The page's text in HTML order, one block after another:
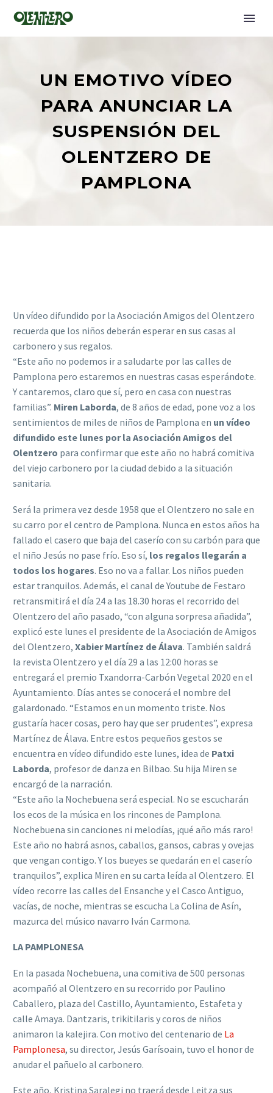
UN EMOTIVO VÍDEO
PARA ANUNCIAR LA
SUSPENSIÓN DEL
OLENTZERO DE
PAMPLONA
Un vídeo difundido por la Asociación Amigos del Olentzero
recuerda que los niños deberán esperar en sus casas al
carbonero y sus regalos.
“Este año no podemos ir a saludarte por las calles de
Pamplona pero estaremos en nuestras casas esperándote.
Y cantaremos, claro que sí, pero en casa con nuestras
familias”. Miren Laborda, de 8 años de edad, pone voz a los
sentimientos de miles de niños de Pamplona en un vídeo
difundido este lunes por la Asociación Amigos del
Olentzero para confirmar que este año no habrá comitiva
del viejo carbonero por la ciudad debido a la situación
sanitaria.
Será la primera vez desde 1958 que el Olentzero no sale en
su carro por el centro de Pamplona. Nunca en estos años ha
fallado el casero que baja del caserío con su carbón para que
el niño Jesús no pase frío. Eso sí, los regalos llegarán a
todos los hogares. Eso no va a fallar. Los niños pueden
estar tranquilos. Además, el canal de Youtube de Festaro
retransmitirá el día 24 a las 18.30 horas el recorrido del
Olentzero del año pasado, “con alguna sorpresa añadida”,
explicó este lunes el presidente de la Asociación de Amigos
del Olentzero, Xabier Martínez de Álava. También saldrá
la revista Olentzero y el día 29 a las 12:00 horas se
entregará el premio Txandorra-Carbón Vegetal 2020 en el
Ayuntamiento. Días antes se conocerá el nombre del
galardonado. “Estamos en un momento triste. Nos
gustaría hacer cosas, pero hay que ser prudentes”, expresa
Martínez de Álava. Entre estos pequeños gestos se
encuentra en vídeo difundido este lunes, idea de Patxi
Laborda, profesor de danza en Bilbao. Su hija Miren se
encargó de la narración.
“Este año la Nochebuena será especial. No se escucharán
los ecos de la música en los rincones de Pamplona.
Nochebuena sin canciones ni melodías, ¡qué año más raro!
Este año no habrá asnos, caballos, gansos, cabras y ovejas
que vengan contigo. Y los bueyes se quedarán en el caserío
tranquilos”, explica Miren en su carta leída al Olentzero. El
vídeo recorre las calles del Ensanche y el Casco Antiguo,
vacías, de noche, mientras se escucha La Colina de Asín,
mazurca del músico navarro Iván Carmona.
LA PAMPLONESA
En la pasada Nochebuena, una comitiva de 500 personas
acompañó al Olentzero en su recorrido por Paulino
Caballero, plaza del Castillo, Ayuntamiento, Estafeta y
calle Amaya. Dantzaris, trikitilaris y coros de niños
animaron la kalejira. Con motivo del centenario de La
Pamplonesa, su director, Jesús Garísoain, tuvo el honor de
anudar el pañuelo al carbonero.
Este año, Kristina Saralegi no traerá desde Leitza sus